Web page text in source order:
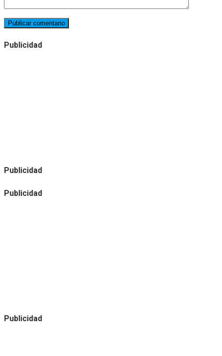
Publicidad
Publicidad
Publicidad
Publicidad